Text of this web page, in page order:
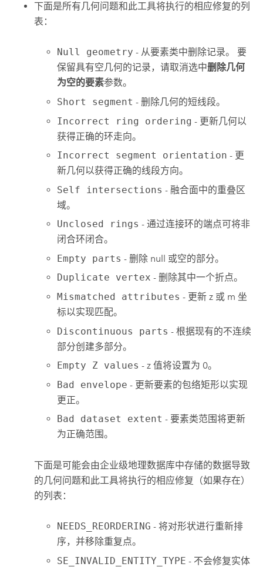
下面是所有几何问题和此工具将执行的相应修复的列
表：
Null geometry - 从要素类中删除记录。 要
保留具有空几何的记录，请取消选中删除几何
为空的要素参数。
Short segment - 删除几何的短线段。
Incorrect ring ordering - 更新几何以
获得正确的环走向。
Incorrect segment orientation - 更
新几何以获得正确的线段方向。
Self intersections - 融合面中的重叠区
域。
Unclosed rings - 通过连接环的端点可将非
闭合环闭合。
Empty parts - 删除 null 或空的部分。
Duplicate vertex - 删除其中一个折点。
Mismatched attributes - 更新 z 或 m 坐
标以实现匹配。
Discontinuous parts - 根据现有的不连续
部分创建多部分。
Empty Z values - z 值将设置为 0。
Bad envelope - 更新要素的包络矩形以实现
更正。
Bad dataset extent - 要素类范围将更新
为正确范围。
下面是可能会由企业级地理数据库中存储的数据导致
的几何问题和此工具将执行的相应修复（如果存在）
的列表：
NEEDS_REORDERING - 将对形状进行重新排
序，并移除重复点。
SE_INVALID_ENTITY_TYPE - 不会修复实体